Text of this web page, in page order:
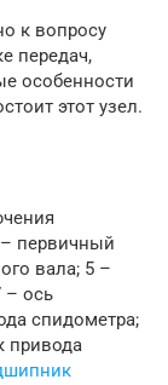
к вопросу
передач,
особенности
этот узел.
первичный
вала; 5 –
– ось
спидометра;
привода